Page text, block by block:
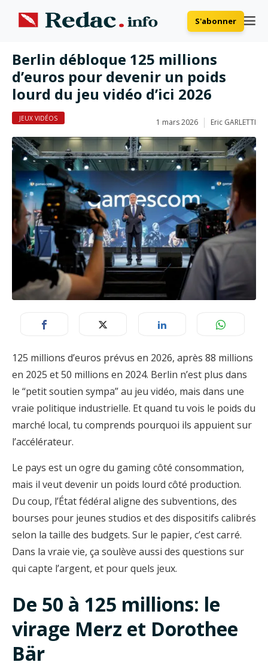
S'abonner
Berlin débloque 125 millions
d’euros pour devenir un poids
lourd du jeu vidéo d’ici 2026
JEUX VIDÉOS 1 mars 2026 Eric GARLETTI
125 millions d’euros prévus en 2026, après 88 millions
en 2025 et 50 millions en 2024. Berlin n’est plus dans
le “petit soutien sympa” au jeu vidéo, mais dans une
vraie politique industrielle. Et quand tu vois le poids du
marché local, tu comprends pourquoi ils appuient sur
l’accélérateur.
Le pays est un ogre du gaming côté consommation,
mais il veut devenir un poids lourd côté production.
Du coup, l’État fédéral aligne des subventions, des
bourses pour jeunes studios et des dispositifs calibrés
selon la taille des budgets. Sur le papier, c’est carré.
Dans la vraie vie, ça soulève aussi des questions sur
qui capte l’argent, et pour quels jeux.
De 50 à 125 millions: le
virage Merz et Dorothee
Bär